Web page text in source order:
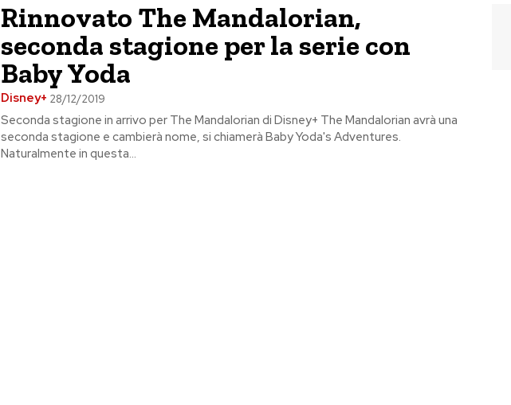
Rinnovato The Mandalorian,
seconda stagione per la serie con
Baby Yoda
Disney+ 28/12/2019
Seconda stagione in arrivo per The Mandalorian di Disney+ The Mandalorian avrà una
seconda stagione e cambierà nome, si chiamerà Baby Yoda's Adventures.
Naturalmente in questa...